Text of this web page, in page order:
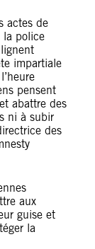
actes de
la police
impartiale
pensent
abattre des
ni à subir
des
aux
guise et
la